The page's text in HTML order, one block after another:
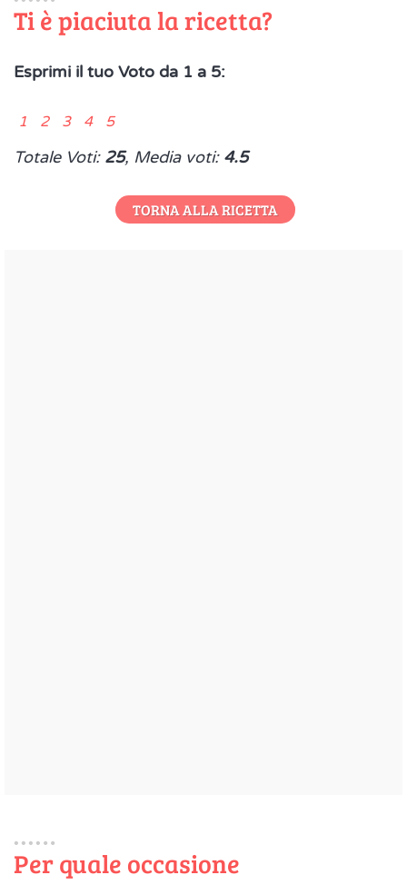
Ti è piaciuta la ricetta?
Esprimi il tuo Voto da 1 a 5:
1 2 3 4 5
Totale Voti: 25, Media voti: 4.5
TORNA ALLA RICETTA
Per quale occasione